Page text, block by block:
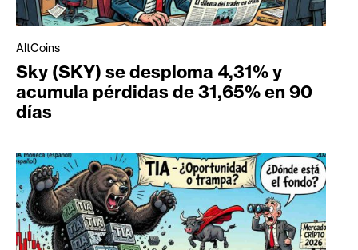
AltCoins
Sky (SKY) se desploma 4,31% y
acumula pérdidas de 31,65% en 90
días